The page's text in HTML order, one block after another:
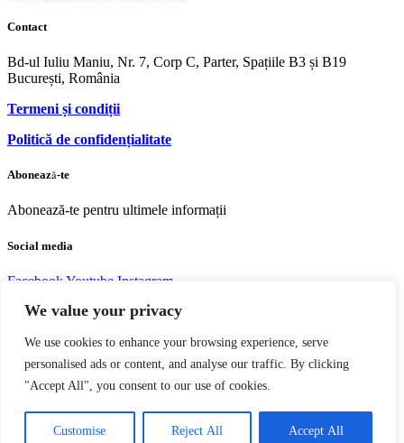
We value your privacy
We use cookies to enhance your browsing experience, serve
personalised ads or content, and analyse our traffic. By clicking
"Accept All", you consent to our use of cookies.
Customise Reject All Accept All
Contact
Bd-ul Iuliu Maniu, Nr. 7, Corp C, Parter, Spațiile B3 și B19
București, România
Termeni și condiții
Politică de confidențialitate
Abonează-te
Abonează-te pentru ultimele informații
Social media
FacebookYoutube Instagram
Copyright © 2004 – 2023 Editura acreditată CNCS | CNATDCU
Pro Universitaria. Toate drepturile rezervate.Termeni si Condiţii